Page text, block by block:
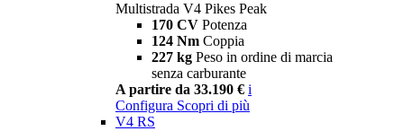
Multistrada V4 Pikes Peak
170 CV Potenza
124 Nm Coppia
227 kg Peso in ordine di marcia
senza carburante
A partire da 33.190 € i
Configura Scopri di più
V4 RS